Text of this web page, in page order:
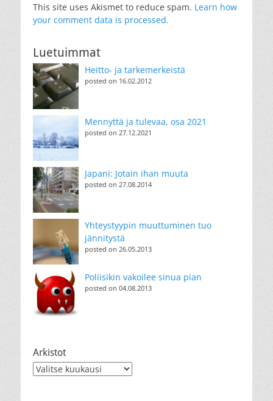
This site uses Akismet to reduce spam. Learn how
your comment data is processed.
Luetuimmat
Heitto- ja tarkemerkeistä
posted on 16.02.2012
Mennyttä ja tulevaa, osa 2021
posted on 27.12.2021
Japani: Jotain ihan muuta
posted on 27.08.2014
Yhteystyypin muuttuminen tuo
jännitystä
posted on 26.05.2013
Poliisikin vakoilee sinua pian
posted on 04.08.2013
Arkistot
Arkistot